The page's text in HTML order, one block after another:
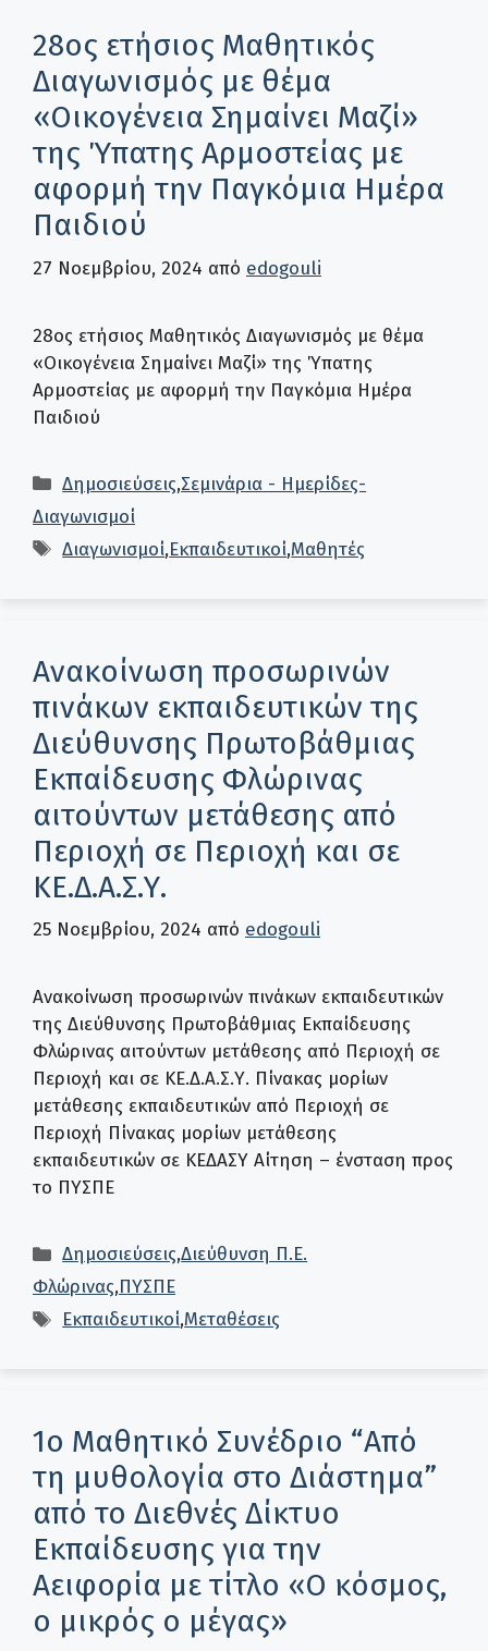
28ος ετήσιος Μαθητικός
Διαγωνισμός με θέμα
«Οικογένεια Σημαίνει Μαζί»
της Ύπατης Αρμοστείας με
αφορμή την Παγκόμια Ημέρα
Παιδιού
27 Νοεμβρίου, 2024 από edogouli
28ος ετήσιος Μαθητικός Διαγωνισμός με θέμα
«Οικογένεια Σημαίνει Μαζί» της Ύπατης
Αρμοστείας με αφορμή την Παγκόμια Ημέρα
Παιδιού
Κατηγορίες
Δημοσιεύσεις,Σεμινάρια - Ημερίδες-
Διαγωνισμοί
Ετικέτες
Διαγωνισμοί,Εκπαιδευτικοί,Μαθητές
Ανακοίνωση προσωρινών
πινάκων εκπαιδευτικών της
Διεύθυνσης Πρωτοβάθμιας
Εκπαίδευσης Φλώρινας
αιτούντων μετάθεσης από
Περιοχή σε Περιοχή και σε
ΚΕ.Δ.Α.Σ.Υ.
25 Νοεμβρίου, 2024 από edogouli
Ανακοίνωση προσωρινών πινάκων εκπαιδευτικών
της Διεύθυνσης Πρωτοβάθμιας Εκπαίδευσης
Φλώρινας αιτούντων μετάθεσης από Περιοχή σε
Περιοχή και σε ΚΕ.Δ.Α.Σ.Υ. Πίνακας μορίων
μετάθεσης εκπαιδευτικών από Περιοχή σε
Περιοχή Πίνακας μορίων μετάθεσης
εκπαιδευτικών σε ΚΕΔΑΣΥ Αίτηση – ένσταση προς
το ΠΥΣΠΕ
Κατηγορίες
Δημοσιεύσεις,Διεύθυνση Π.Ε.
Φλώρινας,ΠΥΣΠΕ
Ετικέτες
Εκπαιδευτικοί,Μεταθέσεις
1ο Μαθητικό Συνέδριο “Από
τη μυθολογία στο Διάστημα”
από το Διεθνές Δίκτυο
Εκπαίδευσης για την
Αειφορία με τίτλο «Ο κόσμος,
ο μικρός ο μέγας»